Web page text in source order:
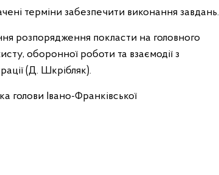
терміни забезпечити виконання завдань.
розпорядження покласти на головного
оборонної роботи та взаємодії з
(Д. Шкрібляк).
голови Івано-Франківської